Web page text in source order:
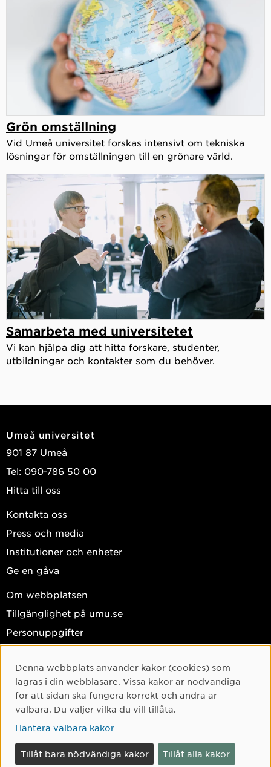
Grön omställning
Vid Umeå universitet forskas intensivt om tekniska
lösningar för omställningen till en grönare värld.
Samarbeta med universitetet
Vi kan hjälpa dig att hitta forskare, studenter,
utbildningar och kontakter som du behöver.
Umeå universitet
901 87 Umeå
Tel: 090-786 50 00
Hitta till oss
Kontakta oss
Press och media
Institutioner och enheter
Ge en gåva
Om webbplatsen
Tillgänglighet på umu.se
Personuppgifter
Instagram
TikTok
Youtube
LinkedIn
Cookie-samtycke
Denna webbplats använder kakor (cookies) som
lagras i din webbläsare. Vissa kakor är nödvändiga
för att sidan ska fungera korrekt och andra är
valbara. Du väljer vilka du vill tillåta.
Hantera valbara kakor
Tillåt bara nödvändiga kakor Tillåt alla kakor